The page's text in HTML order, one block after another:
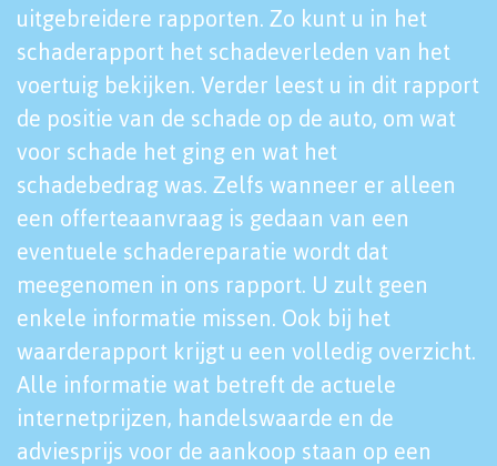
uitgebreidere rapporten. Zo kunt u in het
schaderapport het schadeverleden van het
voertuig bekijken. Verder leest u in dit rapport
de positie van de schade op de auto, om wat
voor schade het ging en wat het
schadebedrag was. Zelfs wanneer er alleen
een offerteaanvraag is gedaan van een
eventuele schadereparatie wordt dat
meegenomen in ons rapport. U zult geen
enkele informatie missen. Ook bij het
waarderapport krijgt u een volledig overzicht.
Alle informatie wat betreft de actuele
internetprijzen, handelswaarde en de
adviesprijs voor de aankoop staan op een